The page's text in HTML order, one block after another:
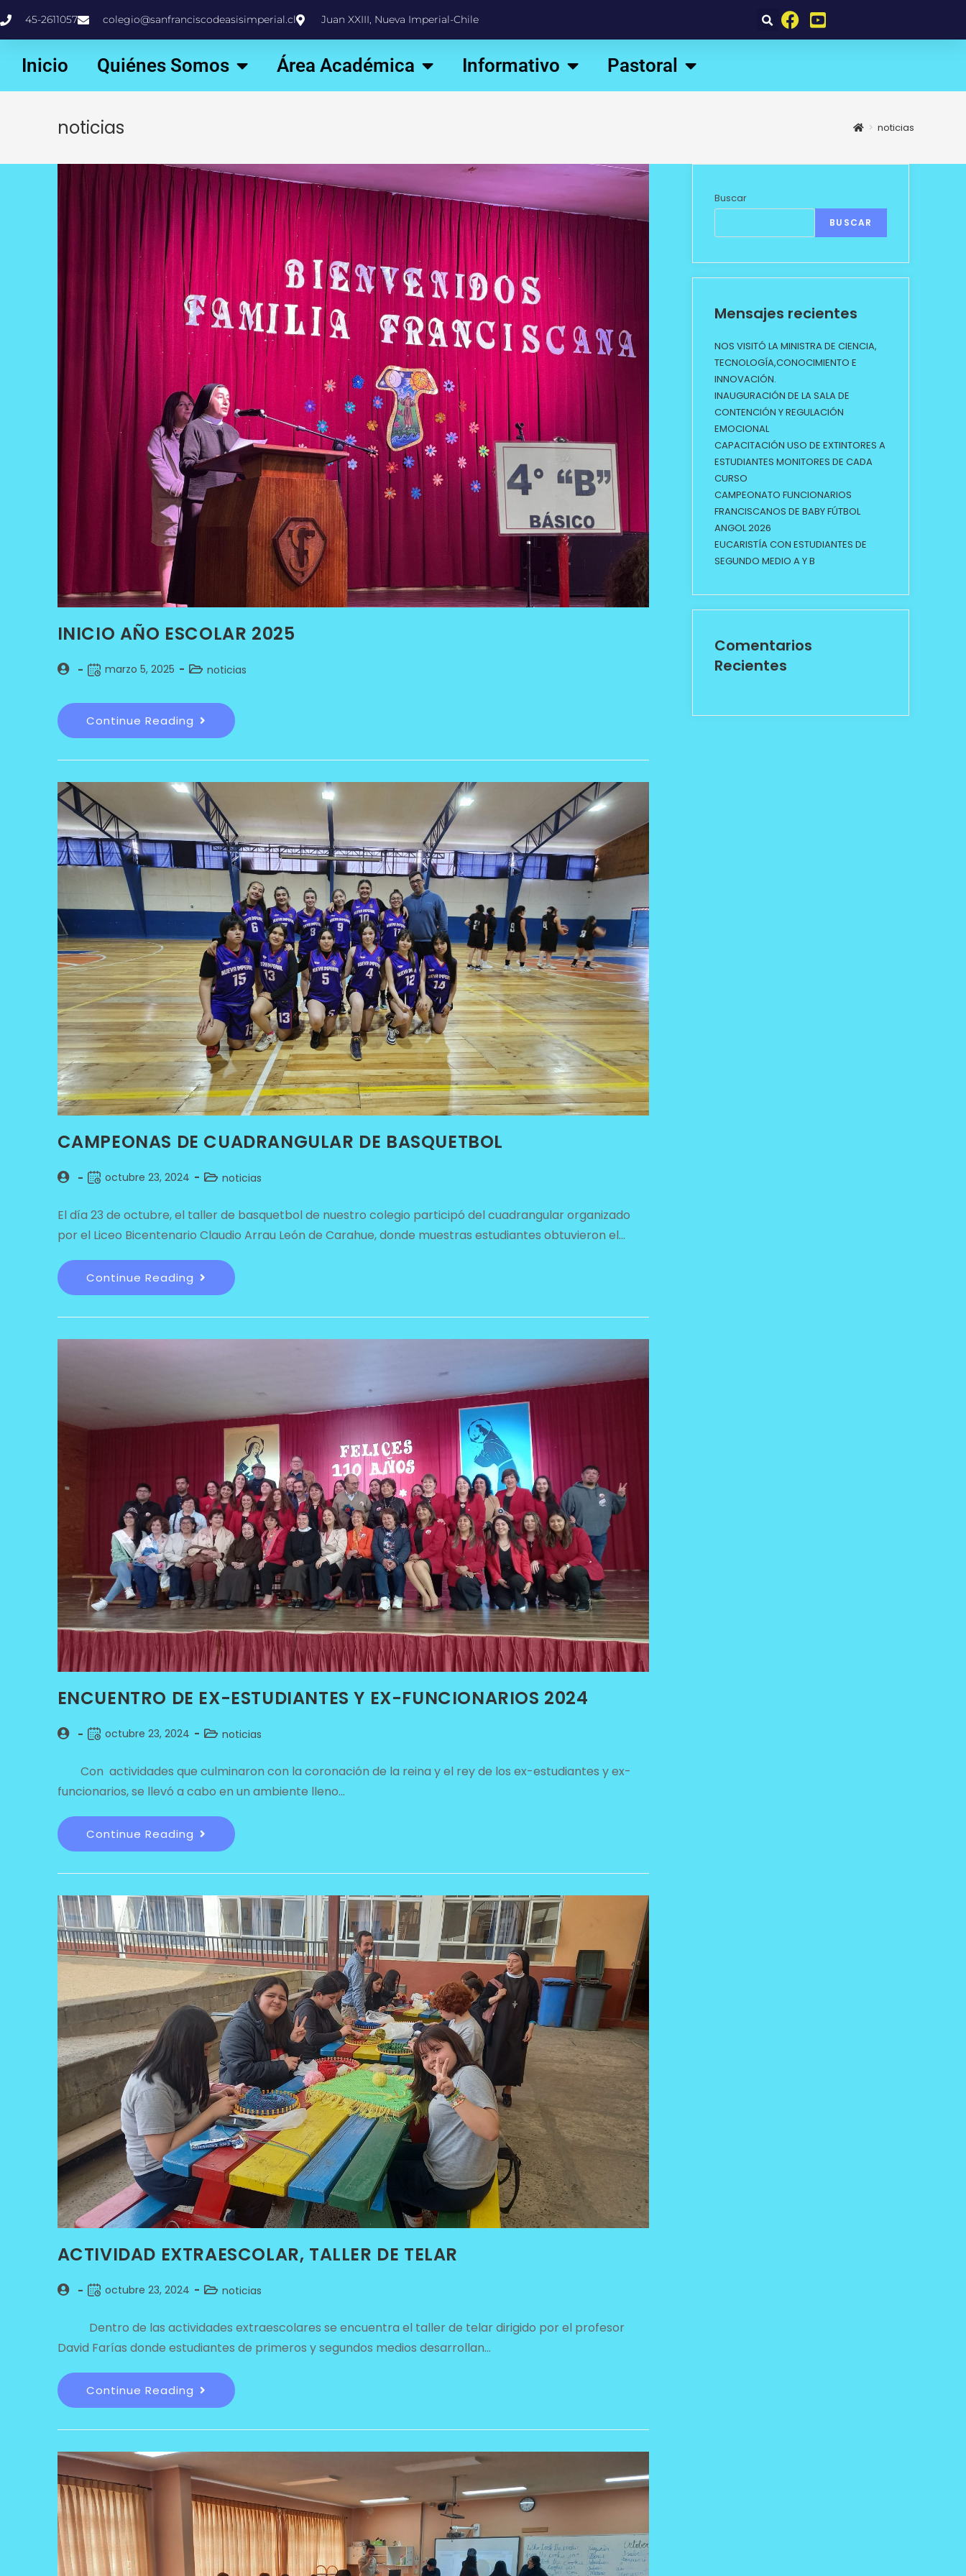
45-2611057 colegio@sanfranciscodeasisimperial.cl Juan XXIII, Nueva Imperial-Chile
Inicio Quiénes Somos Área Académica Informativo Pastoral
noticias > noticias
INICIO AÑO ESCOLAR 2025
marzo 5, 2025 noticias
Continue Reading
CAMPEONAS DE CUADRANGULAR DE BASQUETBOL
octubre 23, 2024 noticias
El día 23 de octubre, el taller de basquetbol de nuestro colegio participó del cuadrangular organizado
por el Liceo Bicentenario Claudio Arrau León de Carahue, donde muestras estudiantes obtuvieron el…
Continue Reading
ENCUENTRO DE EX-ESTUDIANTES Y EX-FUNCIONARIOS 2024
octubre 23, 2024 noticias
Con actividades que culminaron con la coronación de la reina y el rey de los ex-estudiantes y ex-
funcionarios, se llevó a cabo en un ambiente lleno…
Continue Reading
ACTIVIDAD EXTRAESCOLAR, TALLER DE TELAR
octubre 23, 2024 noticias
Dentro de las actividades extraescolares se encuentra el taller de telar dirigido por el profesor
David Farías donde estudiantes de primeros y segundos medios desarrollan…
Continue Reading
Buscar
BUSCAR
Mensajes recientes
NOS VISITÓ LA MINISTRA DE CIENCIA,
TECNOLOGÍA,CONOCIMIENTO E
INNOVACIÓN.
INAUGURACIÓN DE LA SALA DE
CONTENCIÓN Y REGULACIÓN
EMOCIONAL
CAPACITACIÓN USO DE EXTINTORES A
ESTUDIANTES MONITORES DE CADA
CURSO
CAMPEONATO FUNCIONARIOS
FRANCISCANOS DE BABY FÚTBOL
ANGOL 2026
EUCARISTÍA CON ESTUDIANTES DE
SEGUNDO MEDIO A Y B
Comentarios
Recientes